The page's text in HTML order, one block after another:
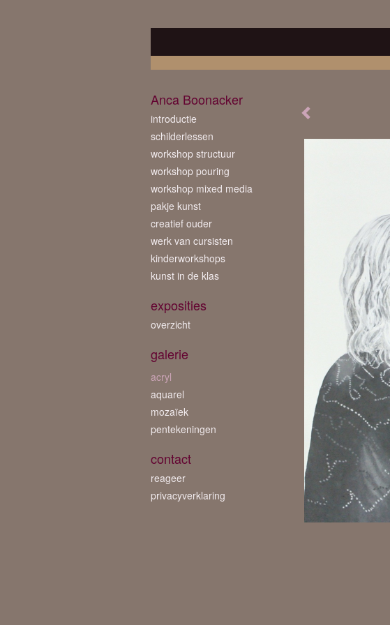
Anca Boonacker
introductie
schilderlessen
workshop structuur
workshop pouring
workshop mixed media
pakje kunst
creatief ouder
werk van cursisten
kinderworkshops
kunst in de klas
exposities
overzicht
galerie
acryl
aquarel
mozaïek
pentekeningen
contact
reageer
privacyverklaring